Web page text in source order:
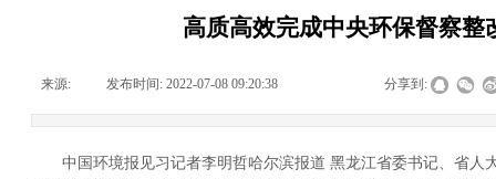
高质高效完成中央环保督察整
来源: 发布时间: 2022-07-08 09:20:38 分享到:
中国环境报见习记者李明哲哈尔滨报道 黑龙江省委书记、省人